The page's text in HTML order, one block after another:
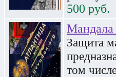
500 руб.
Мандала
Защита
том